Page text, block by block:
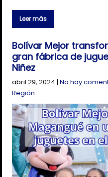
Leer más
Bolívar Mejor
gran fábrica de
Niñez
abril 29, 2024 |No hay
Región